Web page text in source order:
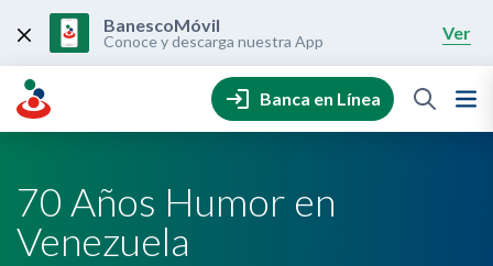
content
BanescoMóvil
Conoce y descarga nuestra App Ver
Banca en Línea
70 Años Humor en
Venezuela